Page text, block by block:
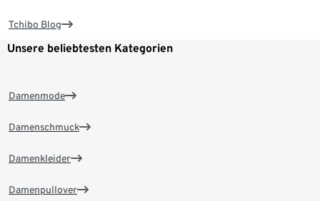
Tchibo Blog
Unsere beliebtesten Kategorien
Damenmode
Damenschmuck
Damenkleider
Damenpullover